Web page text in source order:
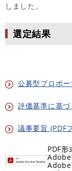
しました。
選定結果
公募型プロポ
評価基準に基
議事要旨 (PDF
PDF形
Adobe
Adobe